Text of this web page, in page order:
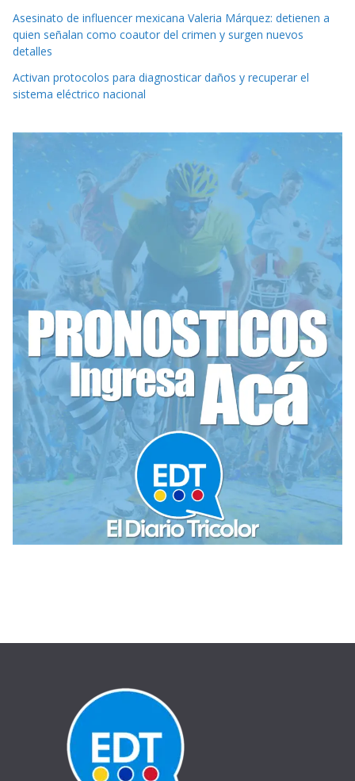
Asesinato de influencer mexicana Valeria Márquez: detienen a
quien señalan como coautor del crimen y surgen nuevos
detalles
Activan protocolos para diagnosticar daños y recuperar el
sistema eléctrico nacional